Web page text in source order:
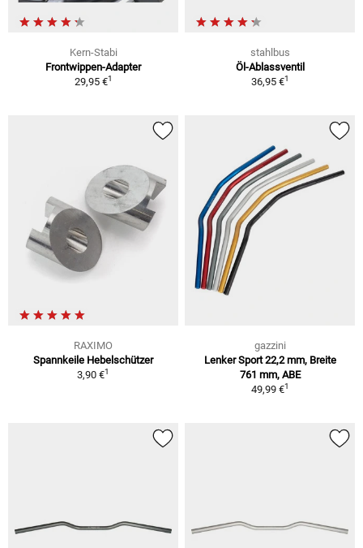
Kern-Stabi
Frontwippen-Adapter
29,95 €1
stahlbus
Öl-Ablassventil
36,95 €1
RAXIMO
Spannkeile Hebelschützer
3,90 €1
gazzini
Lenker Sport 22,2 mm, Breite
761 mm, ABE
49,99 €1